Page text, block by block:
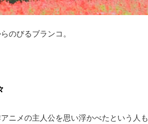
のびるブランコ。
ニメの主人公を思い浮かべたという人も